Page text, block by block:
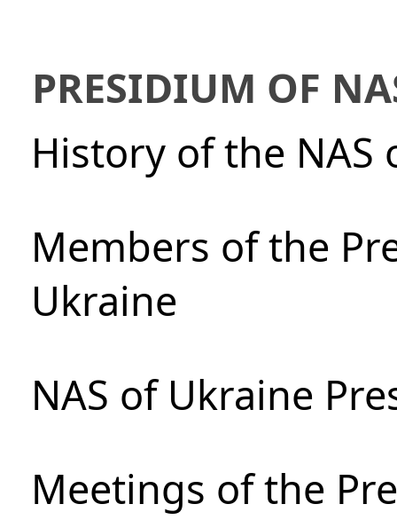
PRESIDIUM OF
History of the NAS
Members of the
Ukraine
NAS of Ukraine
Meetings of the